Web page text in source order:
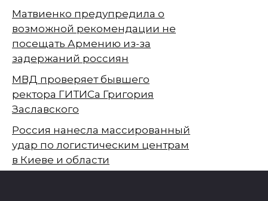
Матвиенко предупредила о
возможной рекомендации не
посещать Армению из-за
задержаний россиян
МВД проверяет бывшего
ректора ГИТИСа Григория
Заславского
Россия нанесла массированный
удар по логистическим центрам
в Киеве и области